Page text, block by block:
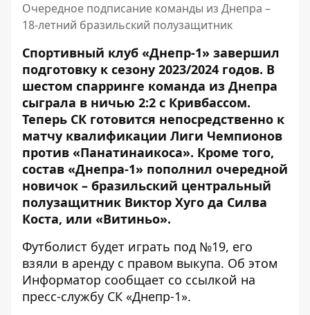
Очередное подписание команды из Днепра –
18-летний бразильский полузащитник
Спортивный клуб «Днепр-1» завершил
подготовку к сезону 2023/2024 годов. В
шестом спарринге команда из Днепра
сыграла в ничью 2:2 с Кривбассом.
Теперь СК готовится непосредственно к
матчу квалификации Лиги Чемпионов
против «Панатинаикоса». Кроме того,
состав «Днепра-1» пополнил очередной
новичок – бразильский центральный
полузащитник Виктор Хуго да Силва
Коста, или «Витиньо».
Футболист будет играть под №19, его
взяли в аренду с правом выкупа. Об этом
Информатор сообщает со ссылкой на
пресс-службу СК «Днепр-1».